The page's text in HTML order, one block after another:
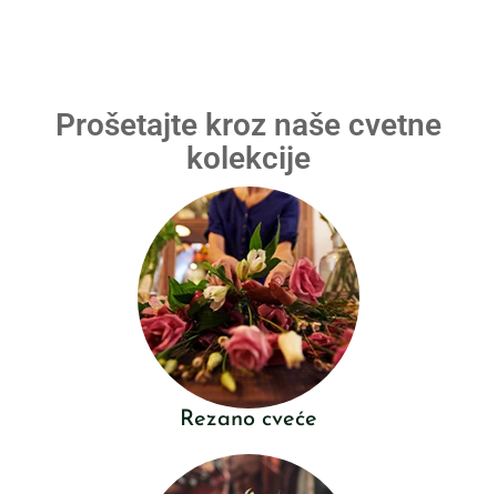
Prošetajte kroz naše cvetne
kolekcije
Rezano cveće